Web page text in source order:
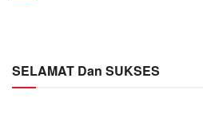
SELAMAT Dan SUKSES